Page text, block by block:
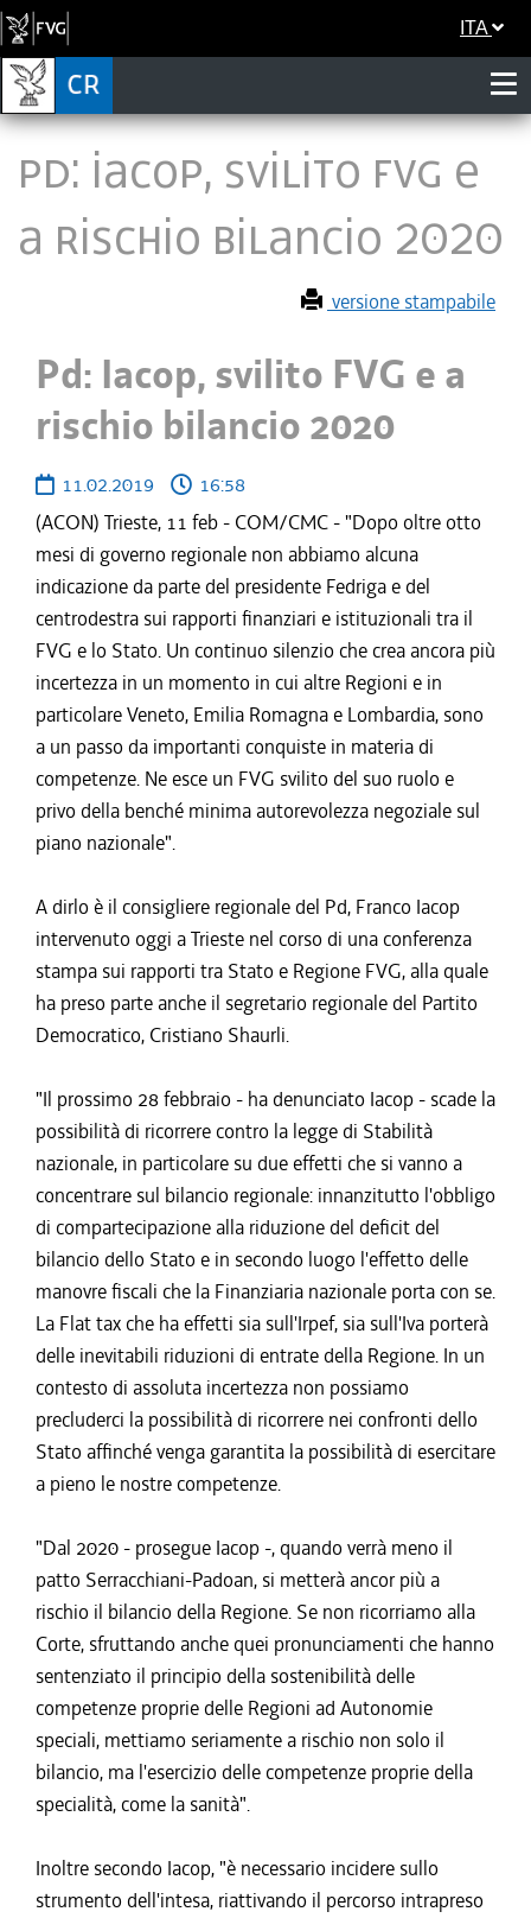
ITA
Pd: Iacop, svilito FVG e
a rischio bilancio 2020
versione stampabile
Pd: Iacop, svilito FVG e a
rischio bilancio 2020
11.02.2019
16:58
(ACON) Trieste, 11 feb - COM/CMC - "Dopo oltre otto
mesi di governo regionale non abbiamo alcuna
indicazione da parte del presidente Fedriga e del
centrodestra sui rapporti finanziari e istituzionali tra il
FVG e lo Stato. Un continuo silenzio che crea ancora più
incertezza in un momento in cui altre Regioni e in
particolare Veneto, Emilia Romagna e Lombardia, sono
a un passo da importanti conquiste in materia di
competenze. Ne esce un FVG svilito del suo ruolo e
privo della benché minima autorevolezza negoziale sul
piano nazionale".
A dirlo è il consigliere regionale del Pd, Franco Iacop
intervenuto oggi a Trieste nel corso di una conferenza
stampa sui rapporti tra Stato e Regione FVG, alla quale
ha preso parte anche il segretario regionale del Partito
Democratico, Cristiano Shaurli.
"Il prossimo 28 febbraio - ha denunciato Iacop - scade la
possibilità di ricorrere contro la legge di Stabilità
nazionale, in particolare su due effetti che si vanno a
concentrare sul bilancio regionale: innanzitutto l'obbligo
di compartecipazione alla riduzione del deficit del
bilancio dello Stato e in secondo luogo l'effetto delle
manovre fiscali che la Finanziaria nazionale porta con se.
La Flat tax che ha effetti sia sull'Irpef, sia sull'Iva porterà
delle inevitabili riduzioni di entrate della Regione. In un
contesto di assoluta incertezza non possiamo
precluderci la possibilità di ricorrere nei confronti dello
Stato affinché venga garantita la possibilità di esercitare
a pieno le nostre competenze.
"Dal 2020 - prosegue Iacop -, quando verrà meno il
patto Serracchiani-Padoan, si metterà ancor più a
rischio il bilancio della Regione. Se non ricorriamo alla
Corte, sfruttando anche quei pronunciamenti che hanno
sentenziato il principio della sostenibilità delle
competenze proprie delle Regioni ad Autonomie
speciali, mettiamo seriamente a rischio non solo il
bilancio, ma l'esercizio delle competenze proprie della
specialità, come la sanità".
Inoltre secondo Iacop, "è necessario incidere sullo
strumento dell'intesa, riattivando il percorso intrapreso